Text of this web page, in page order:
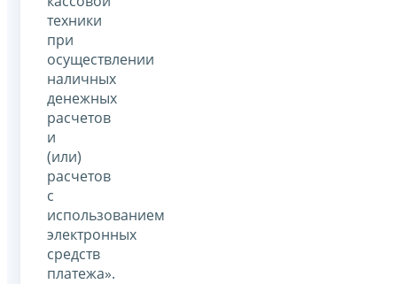
техники
при
осуществлении
наличных
денежных
расчетов
и
(или)
расчетов
с
использованием
электронных
средств
платежа».